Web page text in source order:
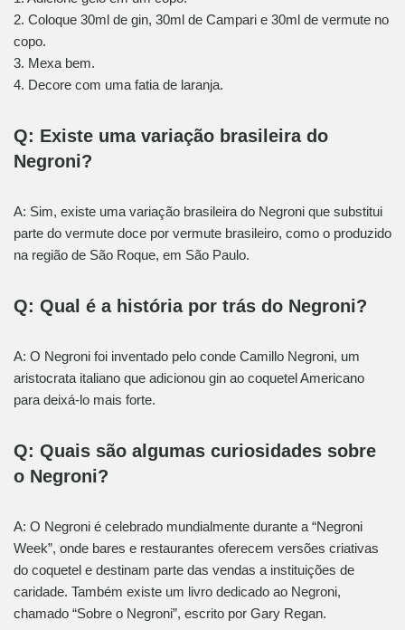
2. Coloque 30ml de gin, 30ml de Campari e 30ml de vermute no
copo.
3. Mexa bem.
4. Decore com uma fatia de laranja.
Q: Existe uma variação brasileira do
Negroni?
A: Sim, existe uma variação brasileira do Negroni que substitui
parte do vermute doce por vermute brasileiro, como o produzido
na região de São Roque, em São Paulo.
Q: Qual é a história por trás do Negroni?
A: O Negroni foi inventado pelo conde Camillo Negroni, um
aristocrata italiano que adicionou gin ao coquetel Americano
para deixá-lo mais forte.
Q: Quais são algumas curiosidades sobre
o Negroni?
A: O Negroni é celebrado mundialmente durante a “Negroni
Week”, onde bares e restaurantes oferecem versões criativas
do coquetel e destinam parte das vendas a instituições de
caridade. Também existe um livro dedicado ao Negroni,
chamado “Sobre o Negroni”, escrito por Gary Regan.